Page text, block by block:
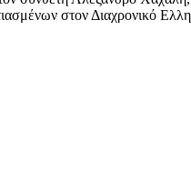
στον Διαχρονικό